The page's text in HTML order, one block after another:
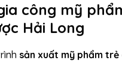
công mỹ
Hải Long
sản xuất mỹ phẩm trẻ